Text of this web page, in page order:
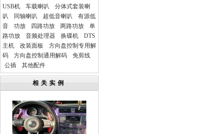
USB机
车载喇叭
分体式套装喇
叭
同轴喇叭 超低音喇叭
有源低
音
功放 四路功放 两路功放
单
路功放
音频处理器 换碟机
DTS
主机
改装面板
方向盘控制专用解
码
方向盘控制通用解码
免剪线
公插
其他配件
相关实例